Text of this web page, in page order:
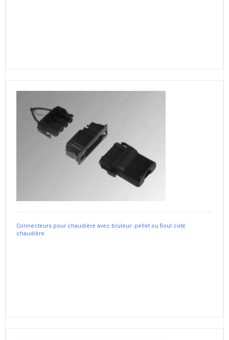
Connecteurs pour chaudière avec bruleur- pellet ou fioul coté
chaudière